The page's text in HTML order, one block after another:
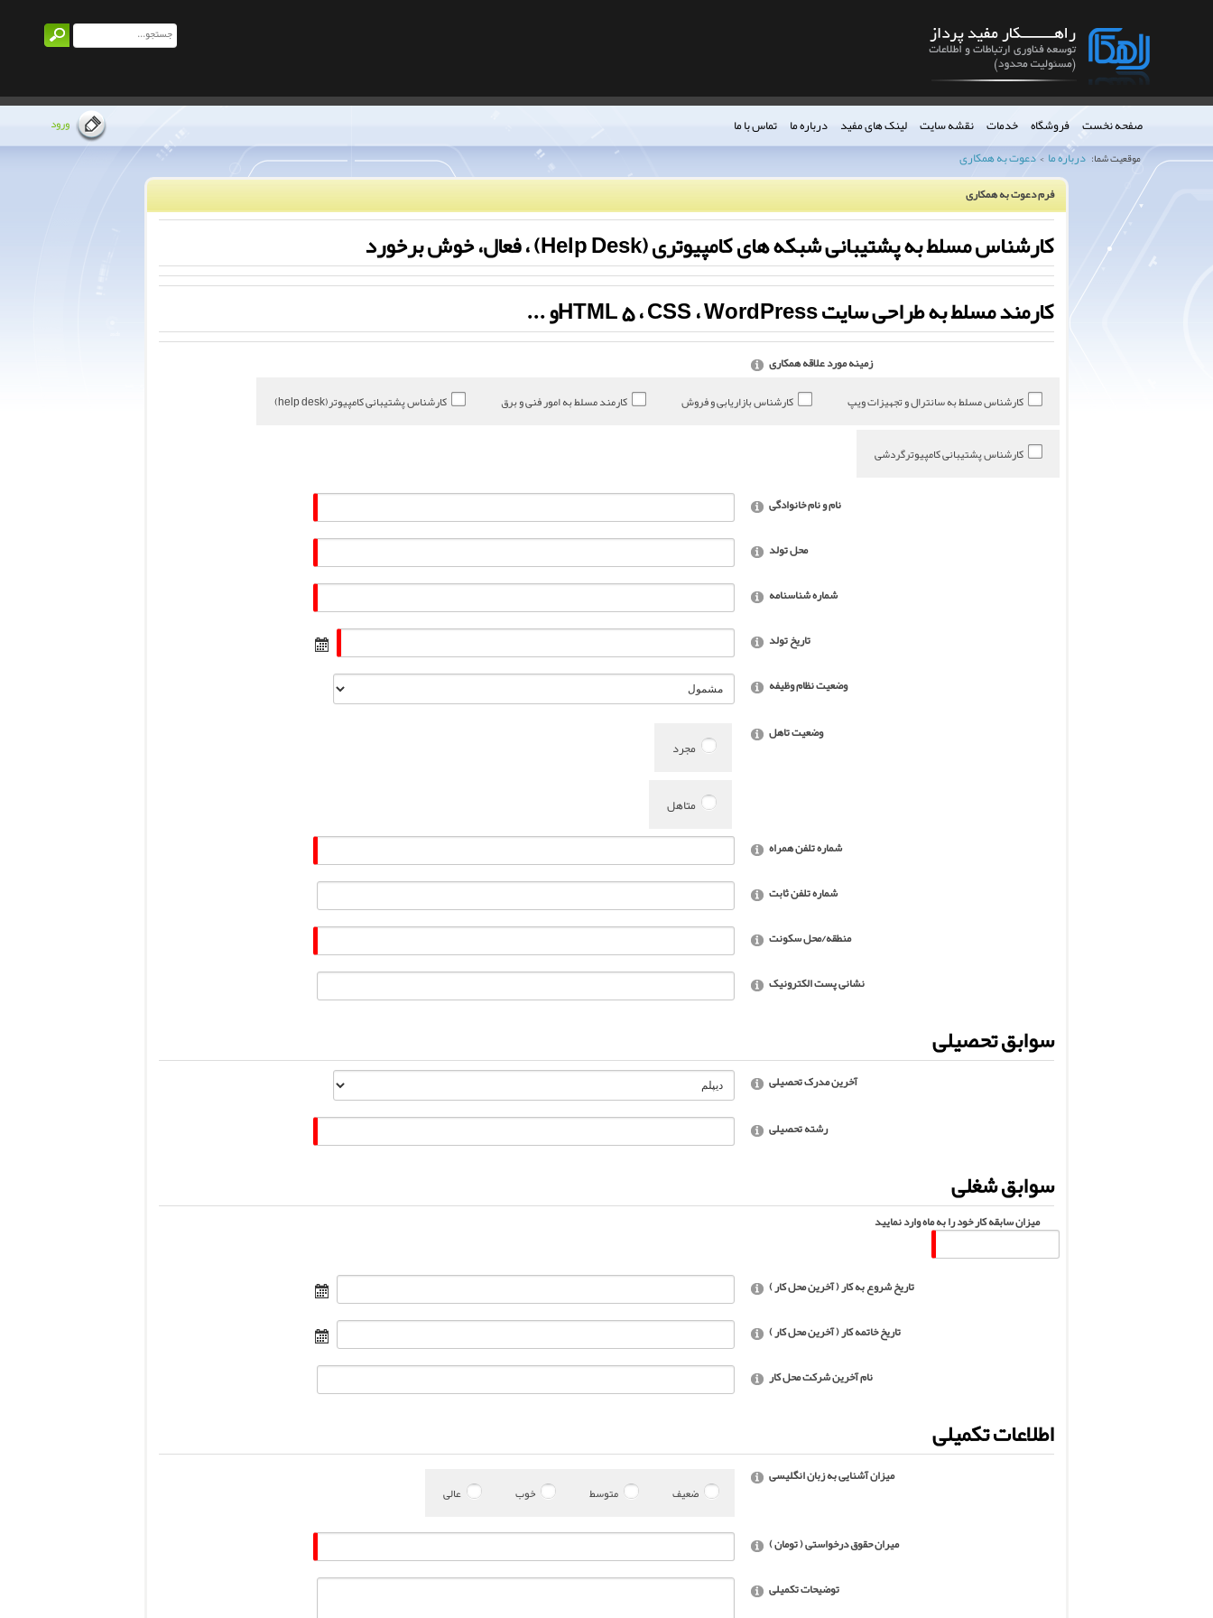
صفحه نخست فروشگاه خدمات نقشه سایت لینک های مفید درباره ما تماس با ما ورود
موقعیت شما: درباره ما > دعوت به همکاری
فرم دعوت به همکاری
کارشناس مسلط به پشتیبانی شبکه های کامپیوتری (Help Desk) ، فعال، خوش برخورد
کارمند مسلط به طراحی سایت HTML 5 ، CSS ، WordPressو ...
زمینه مورد علاقه همکاری
کارشناس مسلط به سانترال و تجهیزات ویپ کارشناس بازاریابی و فروش کارمند مسلط به امور فنی و برق کارشناس پشتیبانی کامپیوتر(help desk)
کارشناس پشتیبانی کامپیوترگردشی
نام و نام خانوادگی
محل تولد
شماره شناسنامه
تاریخ تولد
وضعیت نظام وظیفه
وضعیت تاهل
مجرد
متاهل
شماره تلفن همراه
شماره تلفن ثابت
منطقه/محل سکونت
نشانی پست الکترونیک
سوابق تحصیلی
آخرین مدرک تحصیلی
رشته تحصیلی
سوابق شغلی
میزان سابقه کار خود را به ماه وارد نمایید
تاریخ شروع به کار ( آخرین محل کار )
تاریخ خاتمه کار ( آخرین محل کار )
نام آخرین شرکت محل کار
اطلاعات تکمیلی
میزان آشنایی به زبان انگلیسی
ضعیف
متوسط خوب عالی
میران حقوق درخواستی ( تومان )
توضیحات تکمیلی